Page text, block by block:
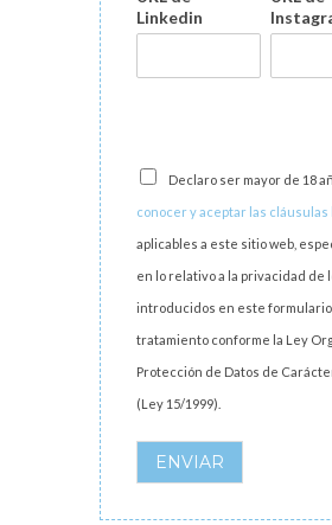
Linkedin
Declaro ser mayor de 18
conocer y aceptar las cláusulas
aplicables a este sitio web,
en lo relativo a la privacidad de
introducidos en este formulario
tratamiento conforme la Ley
Protección de Datos de
(Ley 15/1999).
ENVIAR